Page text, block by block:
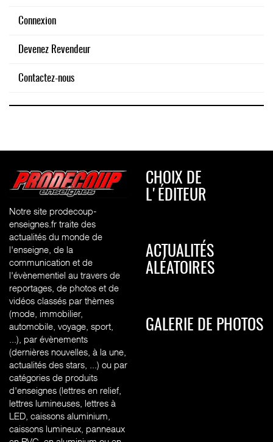
Connexion
Devenez Revendeur
Contactez-nous
Notre site prodecoup-
enseignes.fr traite des
actualités du monde de
l'enseigne, de la
communication et de
l'évènementiel au travers de
reportages, de photos et de
vidéos classés par thèmes
(mode, immobilier,
automobile, voyage, sport,
...), par évènements
(dernières nouvelles, à la une,
actualités des stars, ...) ou par
catégories de produits
d'enseignes (lettres en relief,
lettres lumineuses, lettres à
LED, caissons aluminium,
caissons lumineux, panneaux
CHOIX DE
L'ÉDITEUR
ACTUALITÉS
ALÉATOIRES
GALERIE DE PHOTOS